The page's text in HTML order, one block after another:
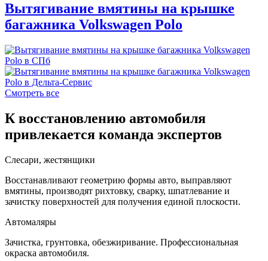
Вытягивание вмятины на крышке
багажника Volkswagen Polo
Смотреть все
К восстановлению автомобиля
привлекается команда экспертов
Слесари, жестянщики
Восстанавливают геометрию формы авто, выправляют
вмятины, производят рихтовку, сварку, шпатлевание и
зачистку поверхностей для получения единой плоскости.
Автомаляры
Зачистка, грунтовка, обезжиривание. Профессиональная
окраска автомобиля.